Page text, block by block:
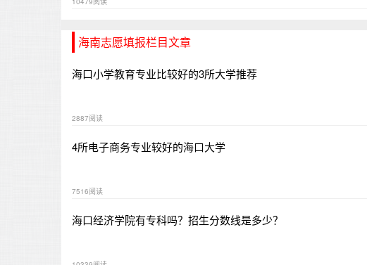
海南志愿填报栏目文章
海口小学教育专业比较好的3所大学推荐
2887阅读
4所电子商务专业较好的海口大学
7516阅读
海口经济学院有专科吗？招生分数线是多少？